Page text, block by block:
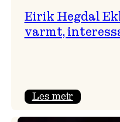
Eirik Hegdal
varmt,
Les meir: